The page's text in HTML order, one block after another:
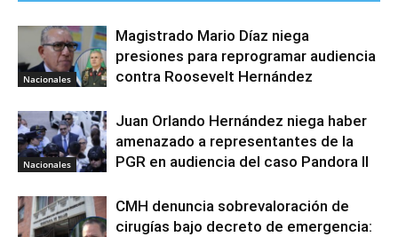
Nacionales
Magistrado Mario Díaz niega
presiones para reprogramar audiencia
contra Roosevelt Hernández
Nacionales
Juan Orlando Hernández niega haber
amenazado a representantes de la
PGR en audiencia del caso Pandora II
CMH denuncia sobrevaloración de
cirugías bajo decreto de emergencia: